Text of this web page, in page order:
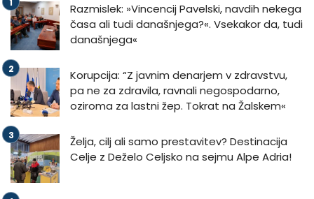
Razmislek: »Vincencij Pavelski, navdih nekega
časa ali tudi današnjega?«. Vsekakor da, tudi
današnjega«
Korupcija: “Z javnim denarjem v zdravstvu,
pa ne za zdravila, ravnali negospodarno,
oziroma za lastni žep. Tokrat na Žalskem«
Želja, cilj ali samo prestavitev? Destinacija
Celje z Deželo Celjsko na sejmu Alpe Adria!